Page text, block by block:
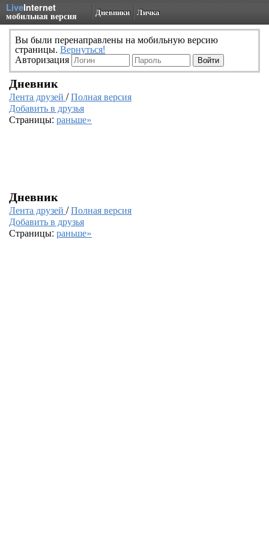
LiveInternet
мобильная версия Дневники Личка
Вы были перенаправлены на мобильную версию
страницы. Вернуться!
Авторизация
Дневник
Лента друзей /Полная версия
Добавить в друзья
Страницы: раньше»
Дневник
Лента друзей /Полная версия
Добавить в друзья
Страницы: раньше»